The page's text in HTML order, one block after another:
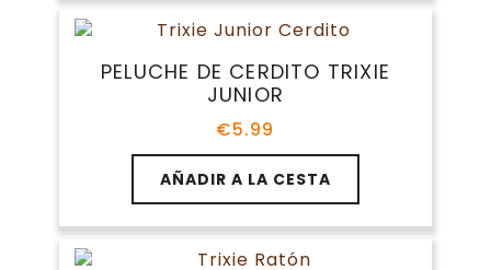
PELUCHE DE CERDITO TRIXIE
JUNIOR
€5.99
AÑADIR A LA CESTA